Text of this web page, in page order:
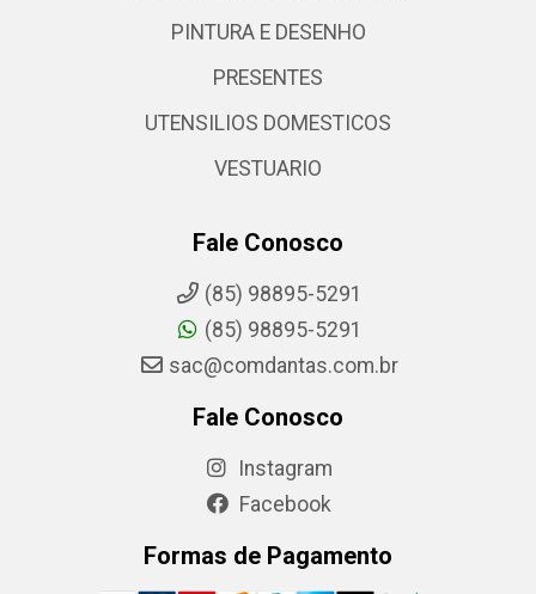
PINTURA E DESENHO
PRESENTES
UTENSILIOS DOMESTICOS
VESTUARIO
Fale Conosco
(85) 98895-5291
(85) 98895-5291
sac@comdantas.com.br
Fale Conosco
Instagram
Facebook
Formas de Pagamento